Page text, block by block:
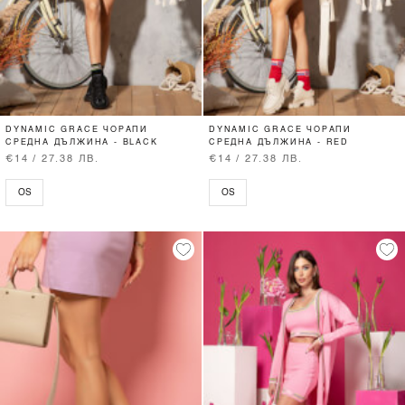
DYNAMIC GRACE ЧОРАПИ
СРЕДНА ДЪЛЖИНА - BLACK
€14 / 27.38 ЛВ.
OS
DYNAMIC GRACE ЧОРАПИ
СРЕДНА ДЪЛЖИНА - RED
€14 / 27.38 ЛВ.
OS